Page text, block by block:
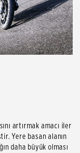
artırmak amacı iler
Yere basan alanın
daha büyük olması